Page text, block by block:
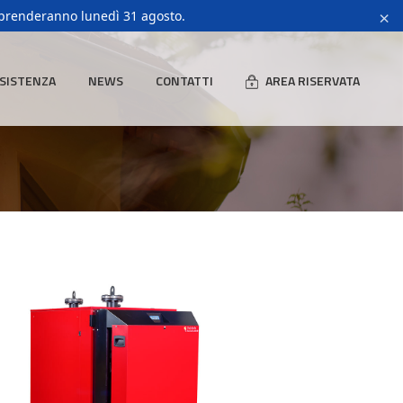
NEWS CONTATTI AREA RISERVATA
lunedì 31 agosto. ×